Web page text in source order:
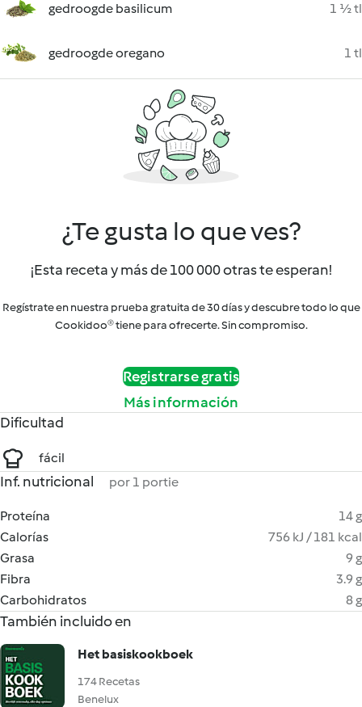
gedroogde basilicum 1 ½ tl
gedroogde oregano 1 tl
¿Te gusta lo que ves?
¡Esta receta y más de 100 000 otras te esperan!
Regístrate en nuestra prueba gratuita de 30 días y descubre todo lo que
Cookidoo® tiene para ofrecerte. Sin compromiso.
Registrarse gratis
Más información
Dificultad
fácil
Inf. nutricional por 1 portie
Proteína
14 g
Calorías
756 kJ / 181 kcal
Grasa
9 g
Fibra
3.9 g
Carbohidratos
8 g
También incluido en
Het basiskookboek
174 Recetas
Benelux